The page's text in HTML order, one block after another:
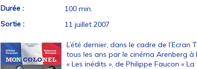
Durée :
100 min.
Sortie :
11 juillet 2007
L’été dernier, dans le cadre de
tous les ans par le cinéma Arenberg
« Les inédits », de Philippe Faucon « La